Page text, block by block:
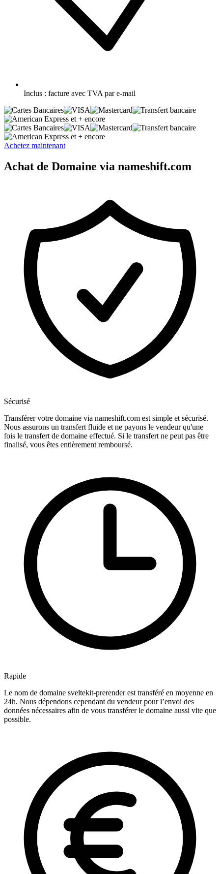
Inclus : facture avec TVA par e-mail
et + encore
et + encore
Achetez maintenant
Achat de Domaine via nameshift.com
Sécurisé
Transférer votre domaine via nameshift.com est simple et sécurisé.
Nous assurons un transfert fluide et ne payons le vendeur qu'une
fois le transfert de domaine effectué. Si le transfert ne peut pas être
finalisé, vous êtes entièrement remboursé.
Rapide
Le nom de domaine sveltekit-prerender est transféré en moyenne en
24h. Nous dépendons cependant du vendeur pour l’envoi des
données nécessaires afin de vous transférer le domaine aussi vite que
possible.